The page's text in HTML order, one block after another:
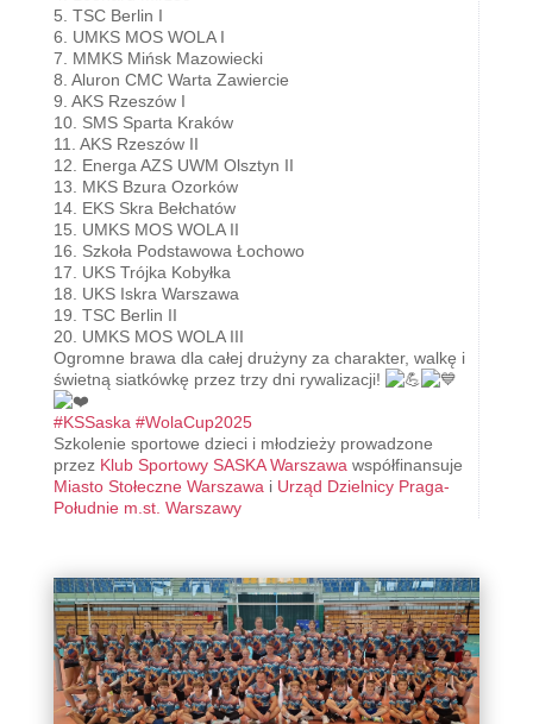
5. TSC Berlin I
6. UMKS MOS WOLA I
7. MMKS Mińsk Mazowiecki
8. Aluron CMC Warta Zawiercie
9. AKS Rzeszów I
10. SMS Sparta Kraków
11. AKS Rzeszów II
12. Energa AZS UWM Olsztyn II
13. MKS Bzura Ozorków
14. EKS Skra Bełchatów
15. UMKS MOS WOLA II
16. Szkoła Podstawowa Łochowo
17. UKS Trójka Kobyłka
18. UKS Iskra Warszawa
19. TSC Berlin II
20. UMKS MOS WOLA III
Ogromne brawa dla całej drużyny za charakter, walkę i
świetną siatkówkę przez trzy dni rywalizacji!
#KSSaska #WolaCup2025
Szkolenie sportowe dzieci i młodzieży prowadzone
przez Klub Sportowy SASKA Warszawawspółfinansuje
Miasto Stołeczne Warszawai Urząd Dzielnicy Praga-
Południe m.st. Warszawy